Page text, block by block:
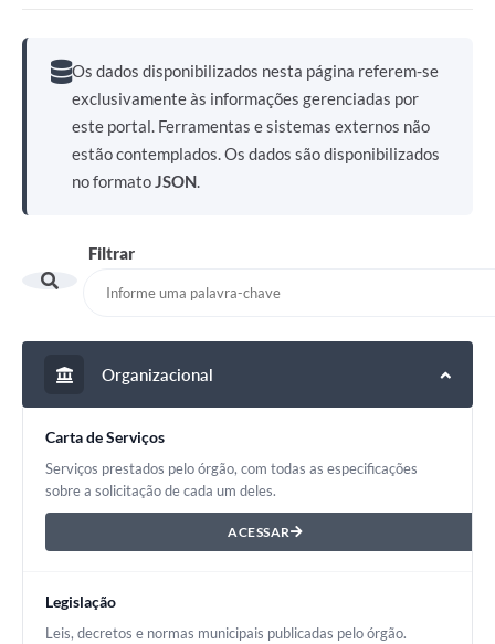
Os dados disponibilizados nesta página referem-se
exclusivamente às informações gerenciadas por
este portal. Ferramentas e sistemas externos não
estão contemplados. Os dados são disponibilizados
no formatoJSON.
Filtrar
Organizacional
Carta de Serviços
Serviços prestados pelo órgão, com todas as especificações
sobre a solicitação de cada um deles.
ACESSAR
Legislação
Leis, decretos e normas municipais publicadas pelo órgão.